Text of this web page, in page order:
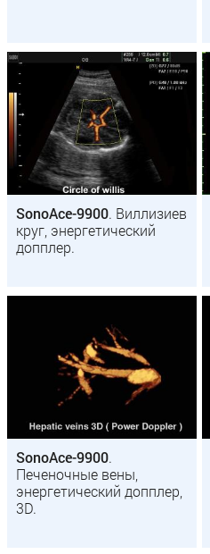
SonoAce-9900. Виллизиев
круг, энергетический
допплер.
SonoAce-9900.
Печеночные вены,
энергетический допплер,
3D.